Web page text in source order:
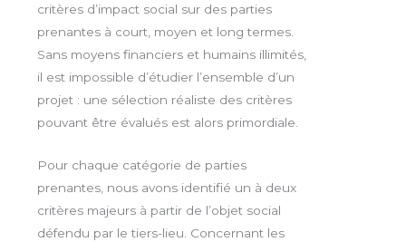
critères d’impact social sur des parties
prenantes à court, moyen et long termes.
Sans moyens financiers et humains illimités,
il est impossible d’étudier l’ensemble d’un
projet : une sélection réaliste des critères
pouvant être évalués est alors primordiale.
Pour chaque catégorie de parties
prenantes, nous avons identifié un à deux
critères majeurs à partir de l’objet social
défendu par le tiers-lieu. Concernant les